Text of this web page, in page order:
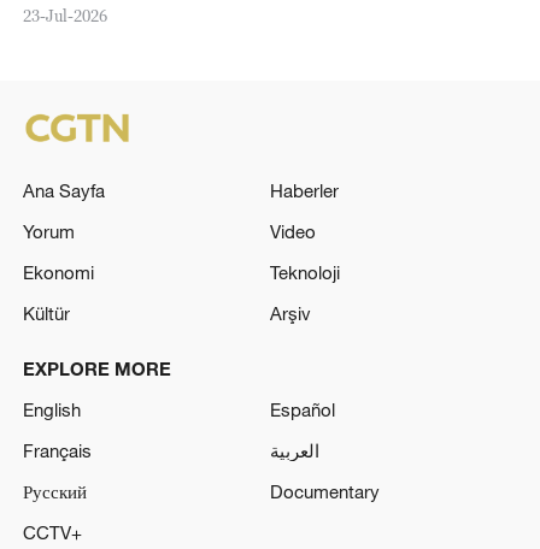
23-Jul-2026
Ana Sayfa
Haberler
Yorum
Video
Ekonomi
Teknoloji
Kültür
Arşiv
EXPLORE MORE
English
Español
Français
العربية
Русский
Documentary
CCTV+